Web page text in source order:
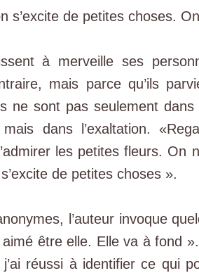
s’excite de petites choses.
à merveille ses
mais parce qu’ils
ne sont pas seulement
dans l’exal­tation.
les petites fleurs. On
de petites choses ».
l’auteur invoque
aimé être elle. Elle va à fond
réussi à identi­fier ce qui